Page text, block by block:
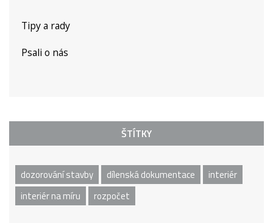
Tipy a rady
Psali o nás
ŠTÍTKY
dozorování stavby dílenská dokumentace
interiér
interiér na míru
rozpočet